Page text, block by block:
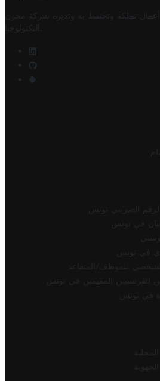
تملكه وتحتفظ به وتديره
شركة مخزن
التكنولوجيا
الضريبي تونس
في تونس
في تونس
للموظف/المتقاعد
الفرنسيين المقيمين في تونس
في تونس